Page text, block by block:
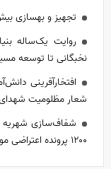
تجهیز و بهسازی بیش از ۸۰ هزار کلاس درس در
روایت یک‌ساله
نخبگانی تا توسعه
افتخارآفرینی
شعار مظلومیت
شفاف‌سازی شهریه
۱۲۰۰ پرونده اعتراضی موسسان مدارس در ۴ سال